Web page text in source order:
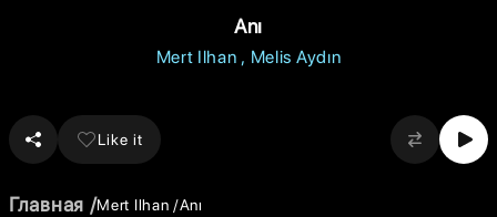
Anı
Mert Ilhan Melis Aydın
Like it
Главная Mert Ilhan Anı